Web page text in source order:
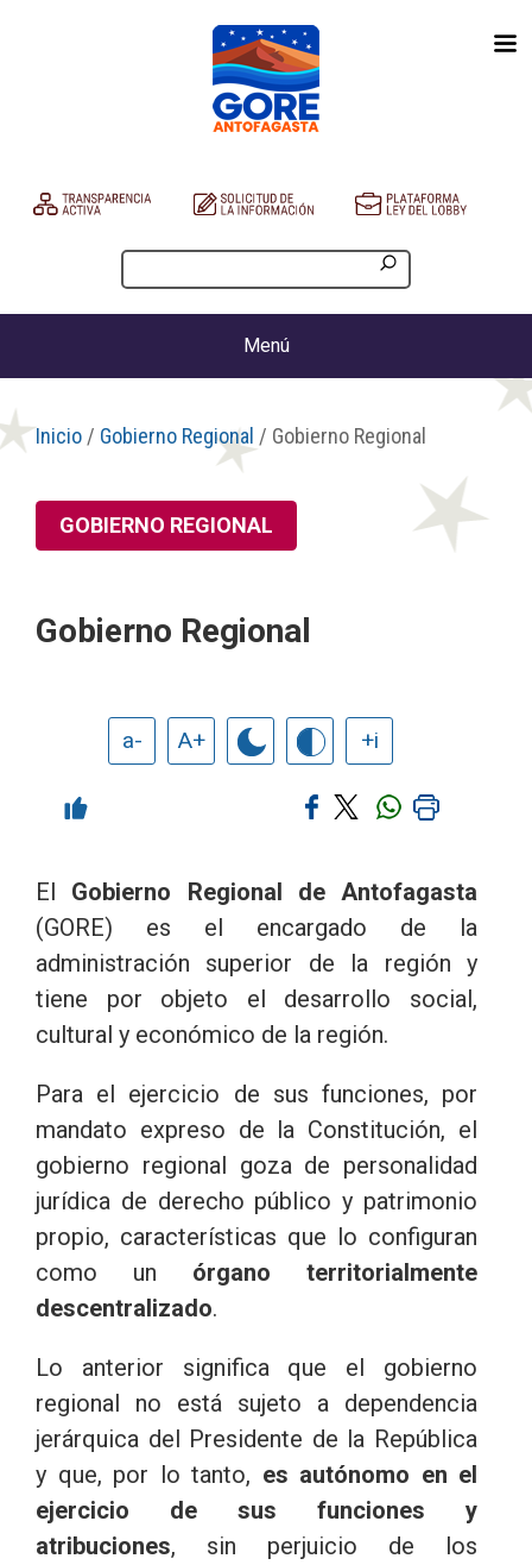
Menú
Inicio / Gobierno Regional / Gobierno Regional
GOBIERNO REGIONAL
Gobierno Regional
a- A+ +i
El Gobierno Regional de Antofagasta
(GORE) es el encargado de la
administración superior de la región y
tiene por objeto el desarrollo social,
cultural y económico de la región.
Para el ejercicio de sus funciones, por
mandato expreso de la Constitución, el
gobierno regional goza de personalidad
jurídica de derecho público y patrimonio
propio, características que lo configuran
como un órgano territorialmente
descentralizado.
Lo anterior significa que el gobierno
regional no está sujeto a dependencia
jerárquica del Presidente de la República
y que, por lo tanto, es autónomo en el
ejercicio de sus funciones y
atribuciones, sin perjuicio de los